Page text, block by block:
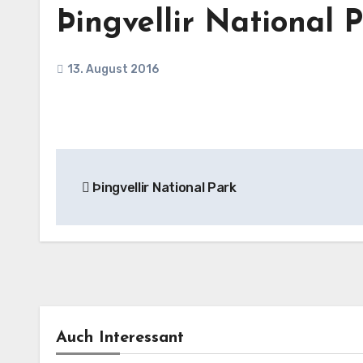
Þingvellir National
13. August 2016
Þingvellir National Park
Auch Interessant